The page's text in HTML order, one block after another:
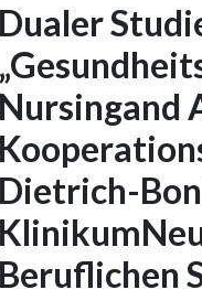
Dualer
Nursingand
Dietrich-
Beruflichen